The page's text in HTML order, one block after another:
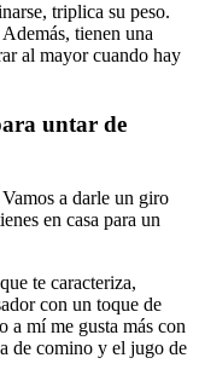
triplica su peso.
tienen una
al mayor cuando hay
untar de
a darle un giro
en casa para un
te caracteriza,
con un toque de
a mí me gusta más con
de comino y el jugo de